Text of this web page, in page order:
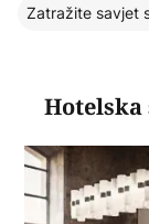
Zatražite savjet